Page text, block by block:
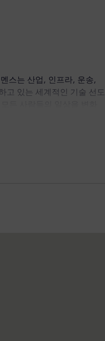
스는 산업, 인프라, 운송,
고 있는 세계적인 기술 선도
디지털 세계를 결합함으
지속 가능성을 가속화하
과적으로 활용하고 실질적
니어스의 최대 지분을 보유
한 다양한 사업 협력과 적
다. 또한 국내에서 다양한
우수한 인재 양성을 위해
맺고 있다.